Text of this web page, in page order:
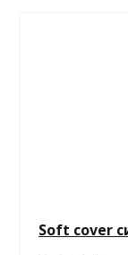
Soft cover